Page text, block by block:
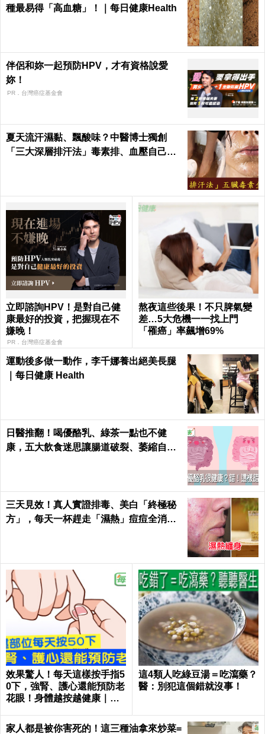
種最易得「高血糖」！｜每日健康Health
伴侶和妳一起預防HPV，才有資格說愛
妳！
PR．台灣癌症基金會
夏天流汗濕黏、飄酸味？中醫博士獨創
「三大深層排汗法」毒素排、血壓自己降
立即諮詢HPV！是對自己健
康最好的投資，把握現在不
嫌晚！
PR．台灣癌症基金會
熬夜這些後果！不只脾氣變
差…5大危機一一找上門
「罹癌」率飆增69%
運動後多做一動作，李千娜養出絕美長腿
｜每日健康 Health
日醫推翻！喝優酪乳、綠茶一點也不健
康，五大飲食迷思讓腸道破裂、萎縮自盡
三天見效！真人實證排毒、美白「終極秘
方」，每天一杯趕走「濕熱」痘痘全消失
效果驚人！每天這樣按手指5
0下，強腎、護心還能預防老
花眼！身體越按越健康｜每
這4類人吃綠豆湯＝吃瀉藥？
醫：別犯這個錯就沒事！
家人都是被你害死的！這三種油拿來炒菜=